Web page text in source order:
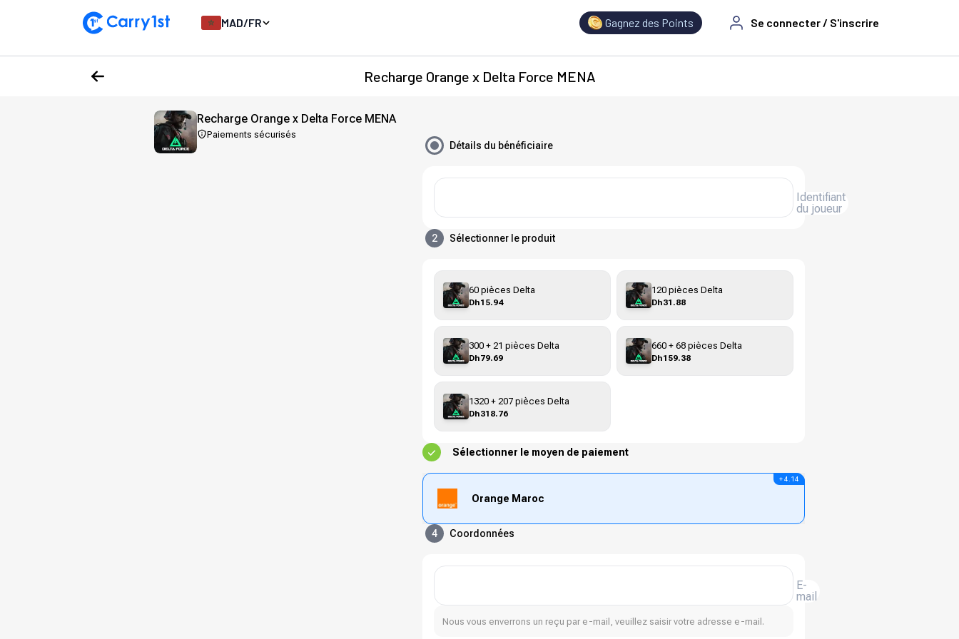
MAD/FR Gagnez des Points Se connecter / S'inscrire
Recharge Orange x Delta Force MENA
Recharge Orange x Delta Force MENA
Paiements sécurisés
Détails du bénéficiaire
Identifiant
du joueur
2 Sélectionner le produit
60 pièces Delta
Dh15.94
120 pièces Delta
Dh31.88
300 + 21 pièces Delta
Dh79.69
660 + 68 pièces Delta
Dh159.38
1320 + 207 pièces Delta
Dh318.76
Sélectionner le moyen de paiement
Orange Maroc
+ 4.14
4 Coordonnées
E-
mail
Nous vous enverrons un reçu par e-mail, veuillez saisir votre adresse e-mail.